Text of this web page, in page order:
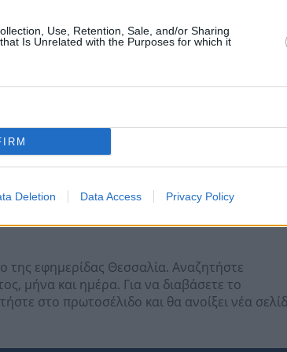
Use, Retention, Sale, and/or Sharing
Is Unrelated with the Purposes for which it
Deletion Data Access Privacy Policy
της εφημερίδας Θεσσαλία. Αναζητήστε
μήνα και ημέρα. Για να διαβάσετε το
στο πρωτοσέλιδο και θα ανοίξει νέα